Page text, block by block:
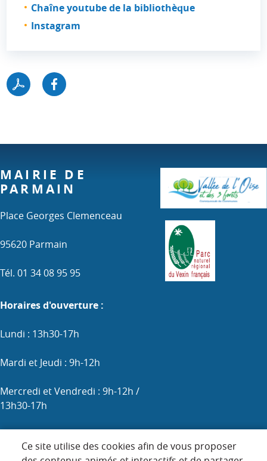
Chaîne youtube de la bibliothèque
Instagram
Ce site utilise des cookies afin de vous proposer
MAIRIE DE
PARMAIN
Place Georges Clemenceau
95620 Parmain
Tél. 01 34 08 95 95
Horaires d'ouverture :
Lundi : 13h30-17h
Mardi et Jeudi : 9h-12h
Mercredi et Vendredi : 9h-12h /
13h30-17h